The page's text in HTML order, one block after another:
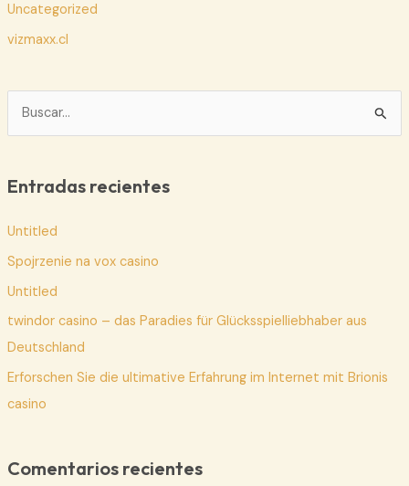
Uncategorized
vizmaxx.cl
c
r
p
o
r
:
Entradas recientes
Untitled
Spojrzenie na vox casino
Untitled
twindor casino – das Paradies für Glücksspielliebhaber aus
Deutschland
Erforschen Sie die ultimative Erfahrung im Internet mit Brionis
casino
Comentarios recientes